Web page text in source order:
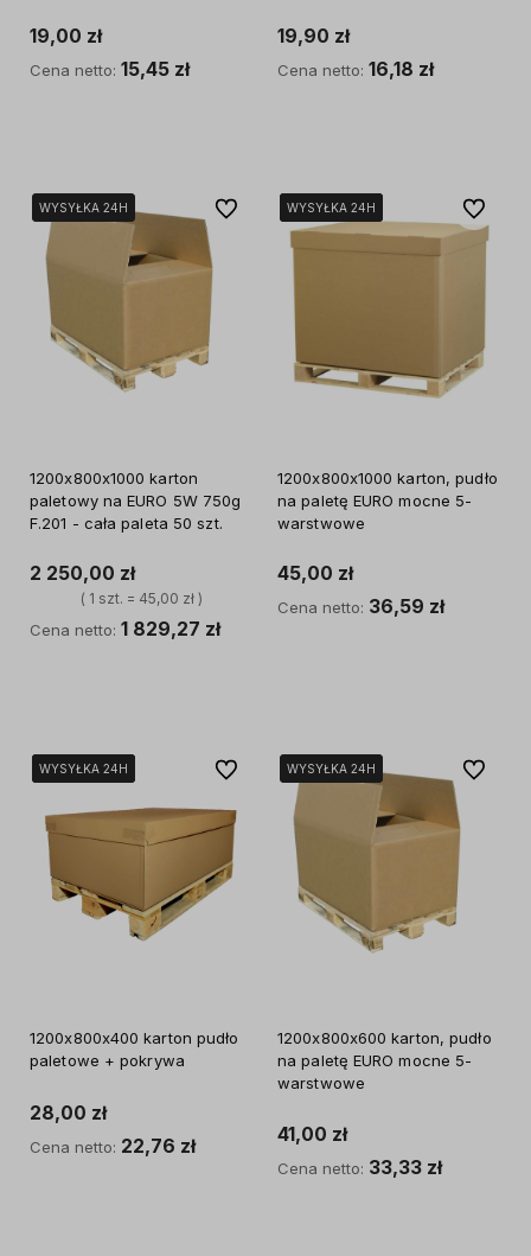
19,00 zł
Cena netto: 15,45 zł
19,90 zł
Cena netto: 16,18 zł
WYSYŁKA 24H
WYSYŁKA 24H
1200x800x1000 karton
paletowy na EURO 5W 750g
F.201 - cała paleta 50 szt.
2 250,00 zł
( 1 szt. = 45,00 zł )
Cena netto: 1 829,27 zł
Do ulubionychWYSYŁKA 24H
WYSYŁKA 24H
WYSYŁKA 24H
WYSYŁKA 24H
1200x800x1000 karton, pudło
na paletę EURO mocne 5-
warstwowe
45,00 zł
Cena netto: 36,59 zł
Do
WYSYŁKA 24H
WYSYŁKA 24H
WYSYŁKA 24H
WYSYŁKA 24H
1200x800x400 karton pudło
paletowe + pokrywa
28,00 zł
Cena netto: 22,76 zł
Do ulubionychWYSYŁKA 24H
WYSYŁKA 24H
1200x800x600 karton, pudło
na paletę EURO mocne 5-
warstwowe
41,00 zł
Cena netto: 33,33 zł
Do